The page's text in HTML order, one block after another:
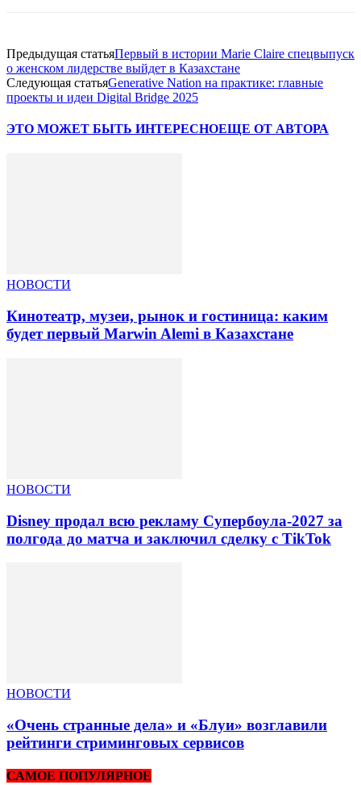
Предыдущая статьяПервый в истории Marie Claire спецвыпуск
о женском лидерстве выйдет в Казахстане
Следующая статьяGenerative Nation на практике: главные
проекты и идеи Digital Bridge 2025
ЭТО МОЖЕТ БЫТЬ ИНТЕРЕСНОЕЩЕ ОТ АВТОРА
НОВОСТИ
Кинотеатр, музеи, рынок и гостиница: каким
будет первый Marwin Alemi в Казахстане
НОВОСТИ
Disney продал всю рекламу Супербоула-2027 за
полгода до матча и заключил сделку с TikTok
НОВОСТИ
«Очень странные дела» и «Блуи» возглавили
рейтинги стриминговых сервисов
САМОЕ ПОПУЛЯРНОЕ